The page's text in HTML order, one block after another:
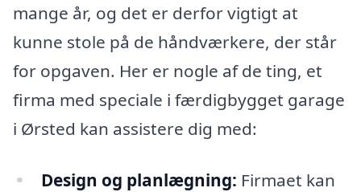
mange år, og det er derfor vigtigt at
kunne stole på de håndværkere, der står
for opgaven. Her er nogle af de ting, et
firma med speciale i færdigbygget garage
i Ørsted kan assistere dig med:
Design og planlægning: Firmaet kan